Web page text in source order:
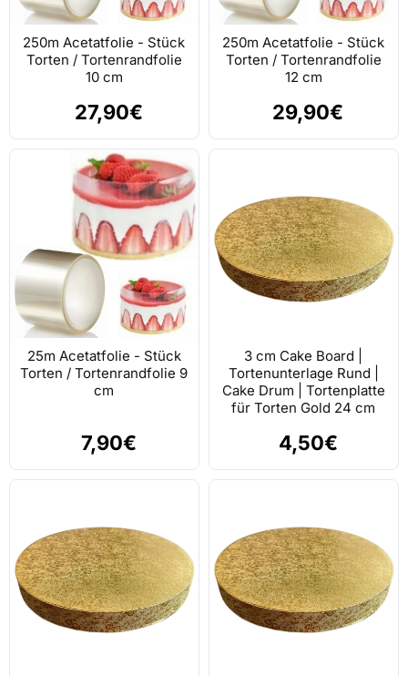
250m Acetatfolie - Stück
Torten / Tortenrandfolie
10 cm
27,90€
250m Acetatfolie - Stück
Torten / Tortenrandfolie
12 cm
29,90€
25m Acetatfolie - Stück
Torten / Tortenrandfolie 9
cm
7,90€
3 cm Cake Board |
Tortenunterlage Rund |
Cake Drum | Tortenplatte
für Torten Gold 24 cm
4,50€